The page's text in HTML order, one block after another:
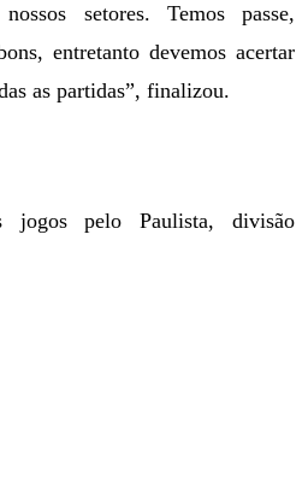
setores. Temos passe,
entretanto devemos acertar
as partidas”, finalizou.
jogos pelo Paulista, divisão